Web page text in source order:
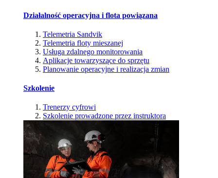
Działalność operacyjna i flota powiązana
Telemetria Sandvik
Telemetria floty mieszanej
Usługa zdalnego monitorowania
Aplikacje towarzyszące do sprzętu
Planowanie operacyjne i realizacja zmian
Szkolenie
Trenerzy cyfrowi
Szkolenie prowadzone przez instruktora